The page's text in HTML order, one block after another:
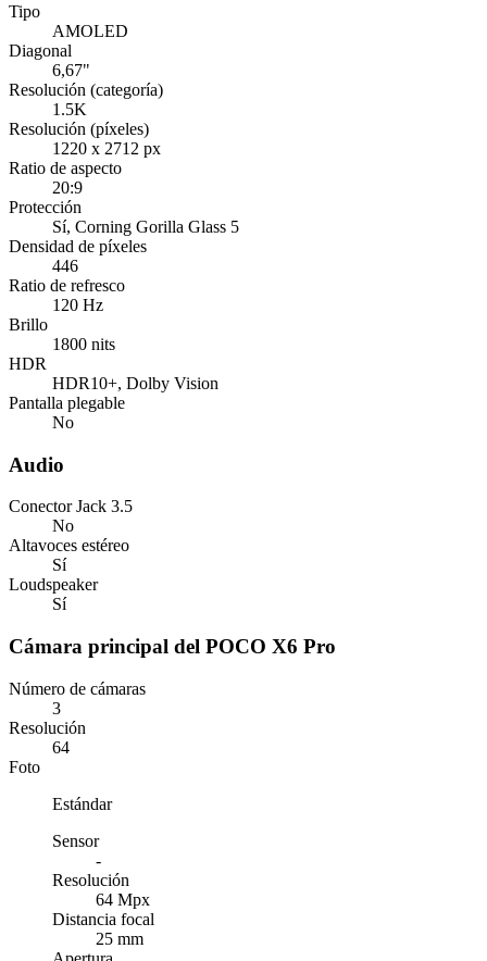
Tipo
AMOLED
Diagonal
6,67"
Resolución (categoría)
1.5K
Resolución (píxeles)
1220 x 2712 px
Ratio de aspecto
20:9
Protección
Sí, Corning Gorilla Glass 5
Densidad de píxeles
446
Ratio de refresco
120 Hz
Brillo
1800 nits
HDR
HDR10+, Dolby Vision
Pantalla plegable
No
Audio
Conector Jack 3.5
No
Altavoces estéreo
Sí
Loudspeaker
Sí
Cámara principal del POCO X6 Pro
Número de cámaras
3
Resolución
64
Foto
Estándar
Sensor
-
Resolución
64 Mpx
Distancia focal
25 mm